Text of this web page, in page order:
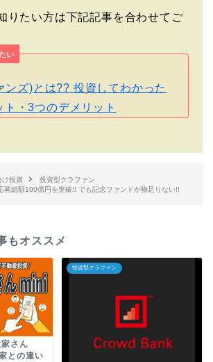
りたい方は下記記事を合わせてご
い
ンズ)とは?? 投資してわかった
ト・3つのデメリット
け投資
投資型クラファン
募総額100億円を突破!! でも記念ファンドが物足りない!!
もオススメ
家さん
との違い
投資型クラファン